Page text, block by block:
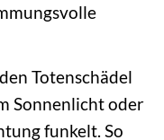
Totenschädel
Sonnenlicht oder
funkelt. So